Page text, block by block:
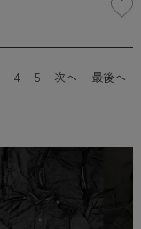
4 5 次へ 最後へ